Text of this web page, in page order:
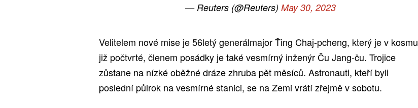
— Reuters (@Reuters)May 30, 2023
Velitelem nové mise je 56letý generálmajor Ťing Chaj-pcheng, který je v kosmu
již počtvrté, členem posádky je také vesmírný inženýr Ču Jang-ču. Trojice
zůstane na nízké oběžné dráze zhruba pět měsíců. Astronauti, kteří byli
poslední půlrok na vesmírné stanici, se na Zemi vrátí zřejmě v sobotu.